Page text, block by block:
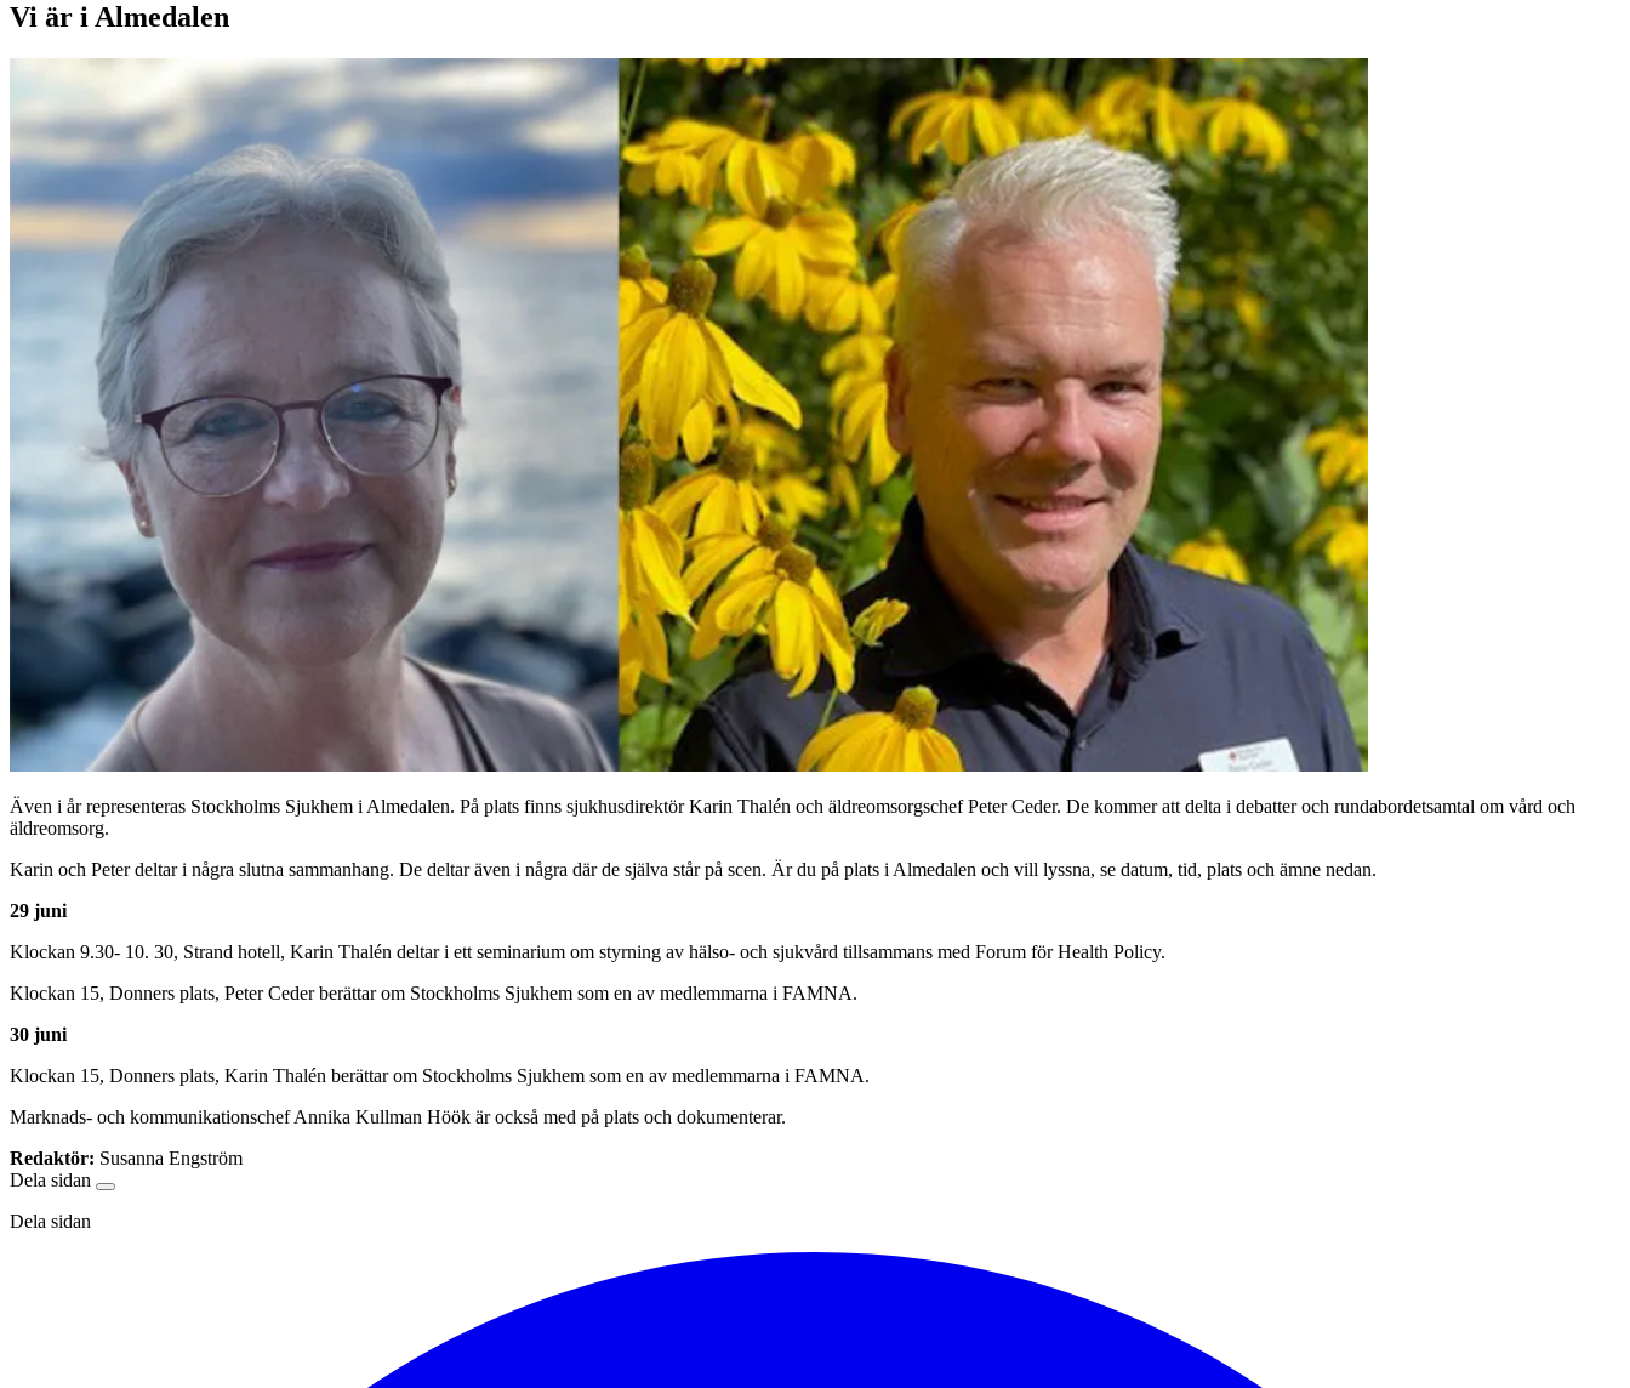
Vi är i Almedalen
Även i år representeras Stockholms Sjukhem i Almedalen. På plats finns sjukhusdirektör Karin Thalén och äldreomsorgschef Peter Ceder. De kommer att delta i debatter och rundabordetsamtal om vård och
äldreomsorg.
Karin och Peter deltar i några slutna sammanhang. De deltar även i några där de själva står på scen. Är du på plats i Almedalen och vill lyssna, se datum, tid, plats och ämne nedan.
29 juni
Klockan 9.30- 10. 30, Strand hotell, Karin Thalén deltar i ett seminarium om styrning av hälso- och sjukvård tillsammans med Forum för Health Policy.
Klockan 15, Donners plats, Peter Ceder berättar om Stockholms Sjukhem som en av medlemmarna i FAMNA.
30 juni
Klockan 15, Donners plats, Karin Thalén berättar om Stockholms Sjukhem som en av medlemmarna i FAMNA.
Marknads- och kommunikationschef Annika Kullman Höök är också med på plats och dokumenterar.
Redaktör: Susanna Engström
Dela sidan
Dela sidan